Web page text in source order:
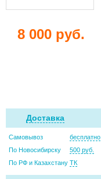
8 000 руб.
Доставка
Самовывоз
бесплатно
По Новосибирску
500 руб.
По РФ и Казахстану ТК